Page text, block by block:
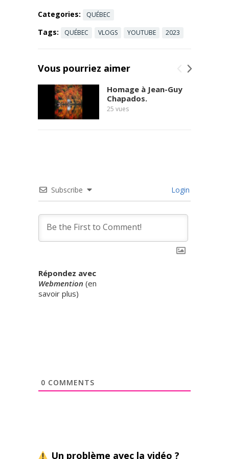
Categories: QUÉBEC
Tags: QUÉBEC VLOGS YOUTUBE 2023
Vous pourriez aimer
Homage à Jean-Guy
Chapados.
25 vues
Subscribe Login
Répondez avec
Webmention (en
savoir plus)
0 COMMENTS
Un problème avec la vidéo ?